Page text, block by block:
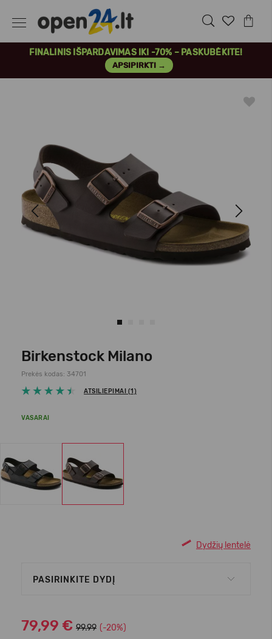
FINALINIS IŠPARDAVIMAS IKI -70% – PASKUBĖKITE!
APSIPIRKTI →
Previous Next
Birkenstock Milano
Prekės kodas: 34701
ATSILIEPIMAI (1)
VASARAI
Dydžių lentelė
PASIRINKITE DYDĮ
79,99 € 99.99 (-20%)